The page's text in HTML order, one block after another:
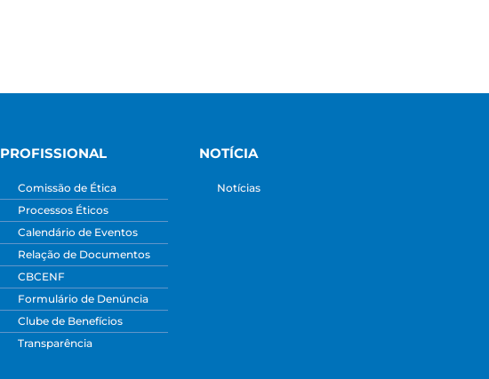
PROFISSIONAL
Comissão de Ética
Processos Éticos
Calendário de Eventos
Relação de Documentos
CBCENF
Formulário de Denúncia
Clube de Benefícios
Transparência
NOTÍCIA
Notícias